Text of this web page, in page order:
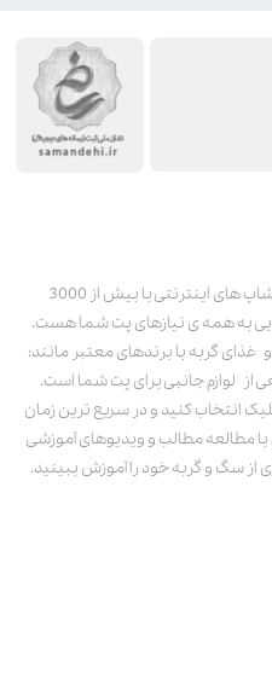
پت استور به عنوان یکی از قدیمی‌ترین پت شاپ های اینترنتی با بیش از 3000
به همه ی نیازهای پت شما هست.
گربه با برندهای معتبر مانند:
از لوازم جانبی برای پت شما است.
انتخاب کنید و در سریع ترین زمان
مطالعه مطالب و ویدیوهای آموزشی
از سگ و گربه خود را آموزش ببینید.